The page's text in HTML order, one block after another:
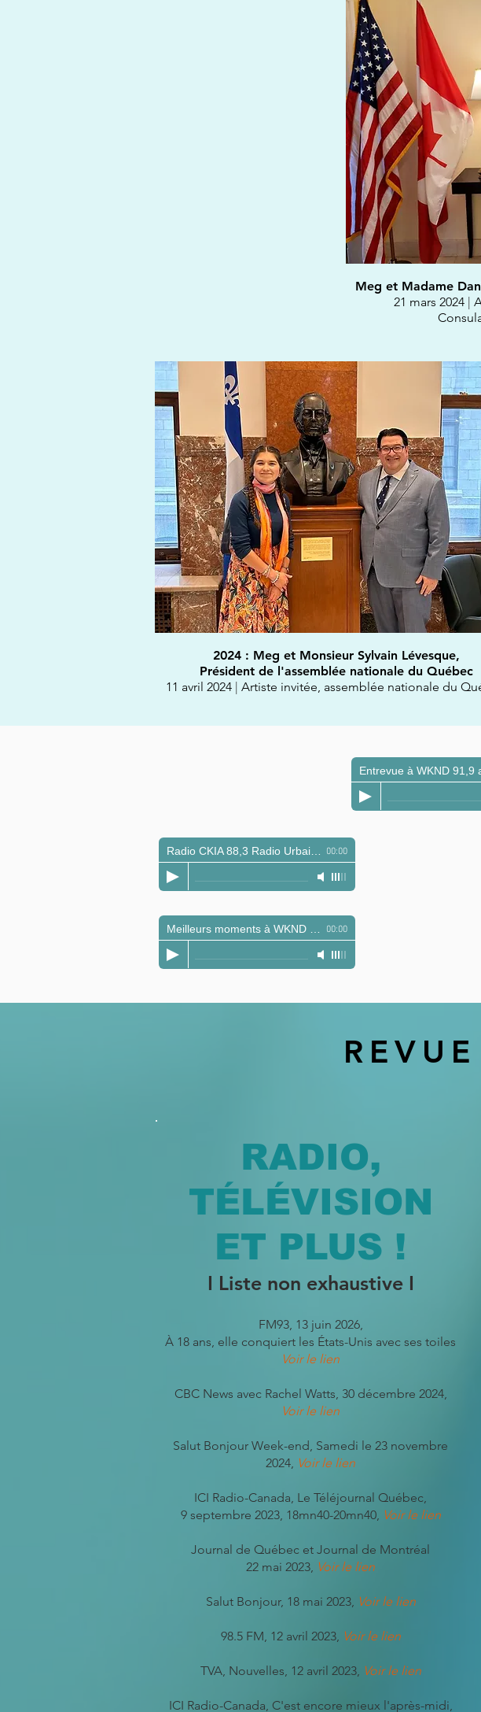
Meg et Madame
21 mars 2024 |
2024 : Meg et Monsieur Sylvain Lévesque,
Président de l'assemblée nationale du Québec
11 avril 2024 | Artiste invitée, assemblée nationale du
00:00
-
00:00
RADIO,
TÉLÉVISION
ET PLUS !
I Liste non exhaustive I
FM93, 13 juin 2026,
À 18 ans, elle conquiert les États-Unis avec ses toiles
Voir le lien
CBC News avec Rachel Watts, 30 décembre 2024,
Voir le lien
Salut Bonjour Week-end, Samedi le 23 novembre
2024, Voir le lien
ICI Radio-Canada, Le Téléjournal Québec,
9 septembre 2023, 18mn40-20mn40, Voir le lien
Journal de Québec et Journal de Montréal
22 mai 2023, Voir le lien
Salut Bonjour, 18 mai 2023, Voir le lien
98.5 FM, 12 avril 2023, Voir le lien
TVA, Nouvelles, 12 avril 2023, Voir le lien
ICI Radio-Canada, C'est encore mieux l'après-midi